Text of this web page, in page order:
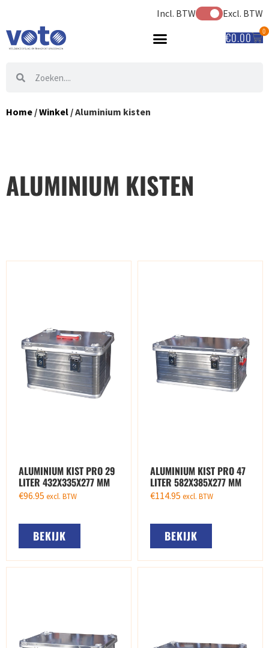
Incl. BTW Excl. BTW
€0.00 0
Home /Winkel / Aluminium kisten
ALUMINIUM KISTEN
ALUMINIUM KIST PRO 29
LITER 432X335X277 MM
€96.95 excl. BTW
BEKIJK
ALUMINIUM KIST PRO 47
LITER 582X385X277 MM
€114.95 excl. BTW
BEKIJK